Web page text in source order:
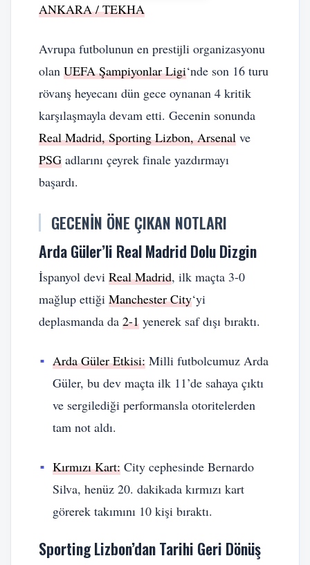
ANKARA / TEKHA
Avrupa futbolunun en prestijli organizasyonu
olan UEFA Şampiyonlar Ligi‘nde son 16 turu
rövanş heyecanı dün gece oynanan 4 kritik
karşılaşmayla devam etti. Gecenin sonunda
Real Madrid, Sporting Lizbon, Arsenal ve
PSG adlarını çeyrek finale yazdırmayı
başardı.
GECENIN ÖNE ÇIKAN NOTLARI
Arda Güler’li Real Madrid Dolu Dizgin
İspanyol devi Real Madrid, ilk maçta 3-0
mağlup ettiği Manchester City‘yi
deplasmanda da 2-1 yenerek saf dışı bıraktı.
Arda Güler Etkisi: Milli futbolcumuz Arda
Güler, bu dev maçta ilk 11’de sahaya çıktı
ve sergilediği performansla otoritelerden
tam not aldı.
Kırmızı Kart: City cephesinde Bernardo
Silva, henüz 20. dakikada kırmızı kart
görerek takımını 10 kişi bıraktı.
Sporting Lizbon’dan Tarihi Geri Dönüş